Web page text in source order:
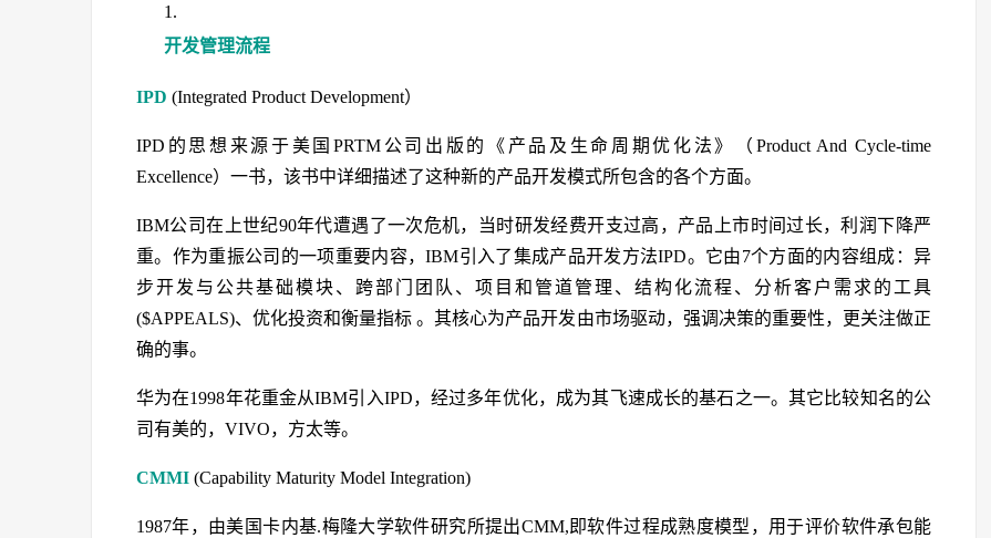
开发管理流程
IPD (Integrated Product Development）
IPD的思想来源于美国PRTM公司出版的《产品及生命周期优化法》（Product And Cycle-time
Excellence）一书，该书中详细描述了这种新的产品开发模式所包含的各个方面。
IBM公司在上世纪90年代遭遇了一次危机，当时研发经费开支过高，产品上市时间过长，利润下降严
重。作为重振公司的一项重要内容，IBM引入了集成产品开发方法IPD。它由7个方面的内容组成：异
步开发与公共基础模块、跨部门团队、项目和管道管理、结构化流程、分析客户需求的工具
($APPEALS)、优化投资和衡量指标 。其核心为产品开发由市场驱动，强调决策的重要性，更关注做正
确的事。
华为在1998年花重金从IBM引入IPD，经过多年优化，成为其飞速成长的基石之一。其它比较知名的公
司有美的，VIVO，方太等。
CMMI (Capability Maturity Model Integration)
1987年，由美国卡内基.梅隆大学软件研究所提出CMM,即软件过程成熟度模型，用于评价软件承包能